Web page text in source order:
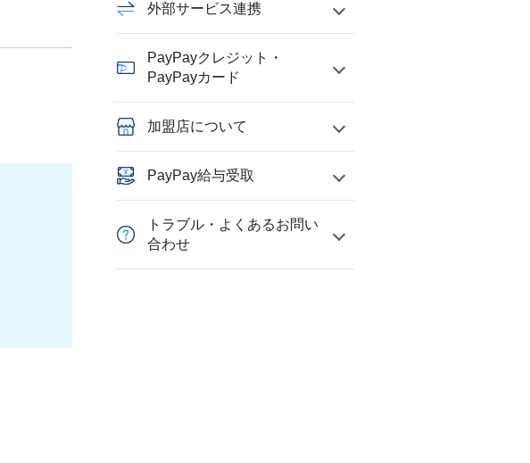
外部サービス連携
PayPayクレジット・
PayPayカード
加盟店について
PayPay給与受取
トラブル・よくあるお問い
合わせ